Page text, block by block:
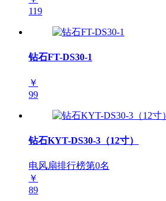
119
钻石FT-DS30-1
￥
99
钻石KYT-DS30-3（12寸）
电风扇排行榜第0名
￥
89